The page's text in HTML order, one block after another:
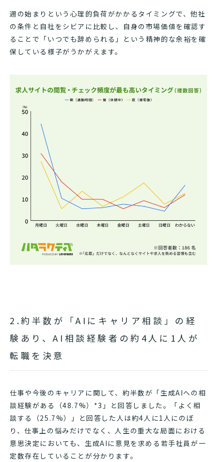
週の始まりという心理的負荷がかかるタイミングで、他社
の条件と自社をシビアに比較し、自身の市場価値を確認す
ることで「いつでも辞められる」という精神的な余裕を確
保している様子がうかがえます。
2.約半数が「AIにキャリア相談」の経
験あり、AI相談経験者の約4人に1人が
転職を決意
仕事や今後のキャリアに関して、約半数が「生成AIへの相
談経験がある（48.7%）*3」と回答しました。「よく相
談する（25.7%）」と回答した人は約4人に1人にのぼ
り、仕事上の悩みだけでなく、人生の重大な局面における
意思決定においても、生成AIに意見を求める若手社員が一
定数存在していることが分かります。